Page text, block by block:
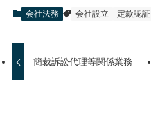
会社法務 会社設立 定款認証
簡裁訴訟代理等関係業務